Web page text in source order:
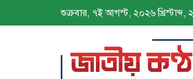
শুক্রবার, ৭ই আগস্ট, ২০২৬ খ্রিস্টাব্দ,